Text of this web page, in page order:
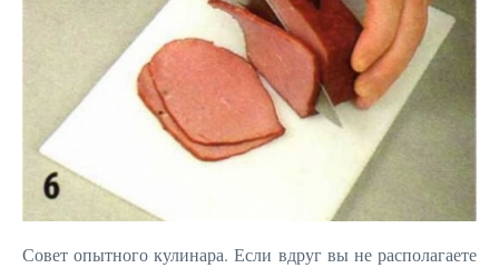
Совет опытного кулинара. Если вдруг вы не располагаете